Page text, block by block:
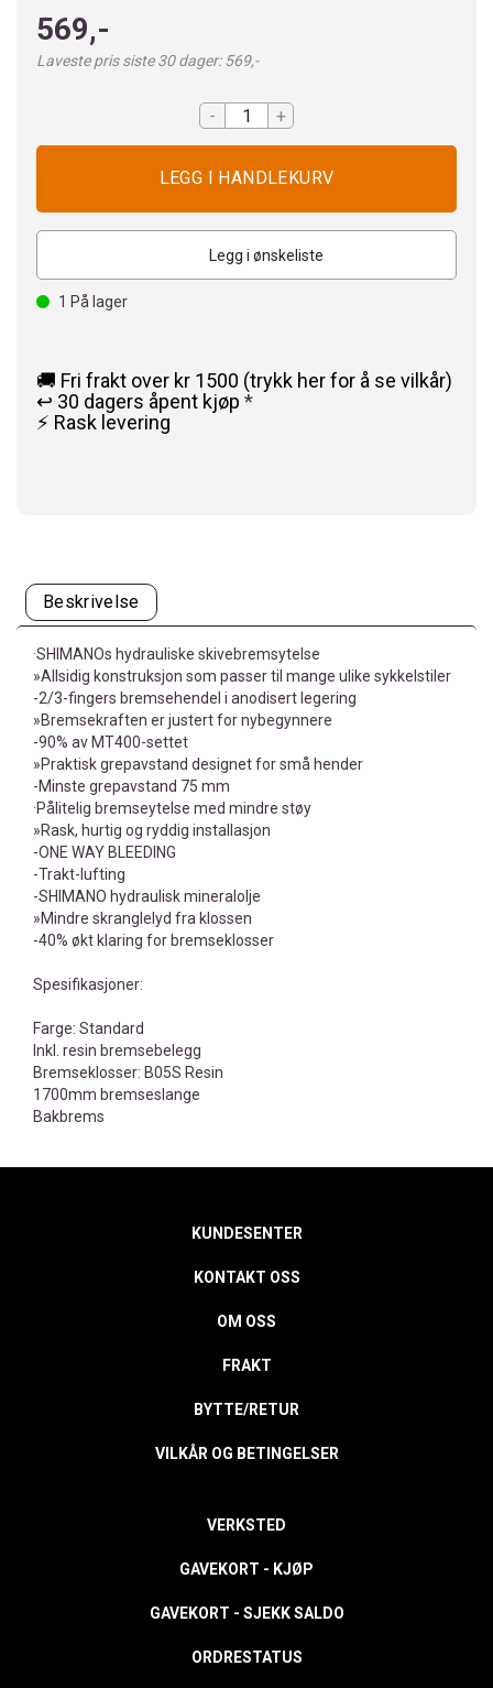
569,-
Laveste pris siste 30 dager: 569,-
- +
Legg i ønskeliste
1 På lager
🚚 Fri frakt over kr 1500 (trykk her for å se vilkår)
↩️ 30 dagers åpent kjøp *
⚡ Rask levering
Beskrivelse
·SHIMANOs hydrauliske skivebremsytelse
»Allsidig konstruksjon som passer til mange ulike sykkelstiler
-2/3-fingers bremsehendel i anodisert legering
»Bremsekraften er justert for nybegynnere
-90% av MT400-settet
»Praktisk grepavstand designet for små hender
-Minste grepavstand 75 mm
·Pålitelig bremseytelse med mindre støy
»Rask, hurtig og ryddig installasjon
-ONE WAY BLEEDING
-Trakt-lufting
-SHIMANO hydraulisk mineralolje
»Mindre skranglelyd fra klossen
-40% økt klaring for bremseklosser
Spesifikasjoner:
Farge: Standard
Inkl. resin bremsebelegg
Bremseklosser: B05S Resin
1700mm bremseslange
Bakbrems
KUNDESENTER
KONTAKT OSS
OM OSS
FRAKT
BYTTE/RETUR
VILKÅR OG BETINGELSER
VERKSTED
GAVEKORT - KJØP
GAVEKORT - SJEKK SALDO
ORDRESTATUS